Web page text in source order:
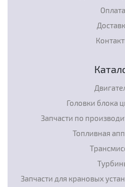
Оплата
Головки блока
Запчасти по
Топливная
Запчасти для крановых